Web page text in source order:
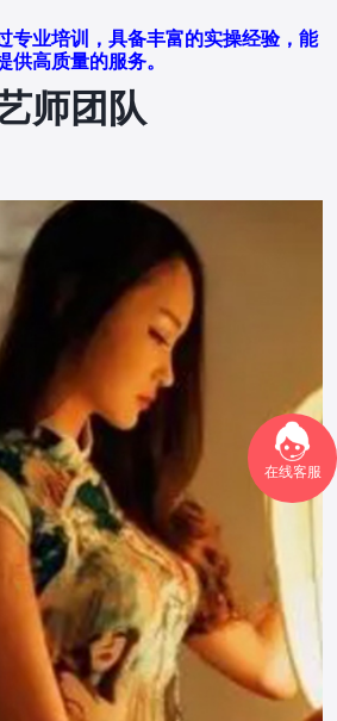
在线客服
专业培训，具备丰富的实操经验，能
供高质量的服务。
师团队